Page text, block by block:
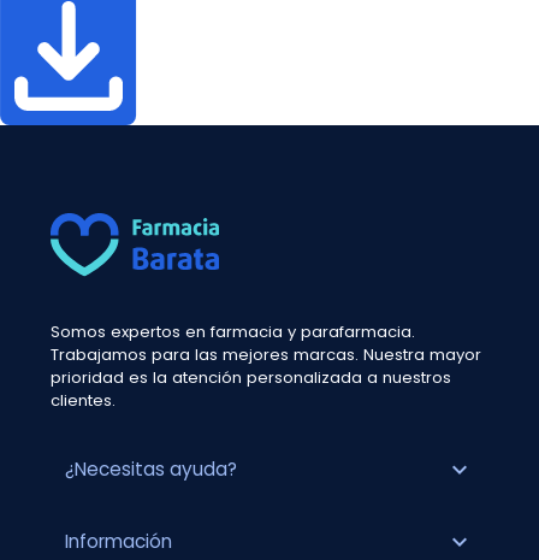
Somos expertos en farmacia y parafarmacia.
Trabajamos para las mejores marcas. Nuestra mayor
prioridad es la atención personalizada a nuestros
clientes.
¿Necesitas ayuda? expand_more
Información expand_more